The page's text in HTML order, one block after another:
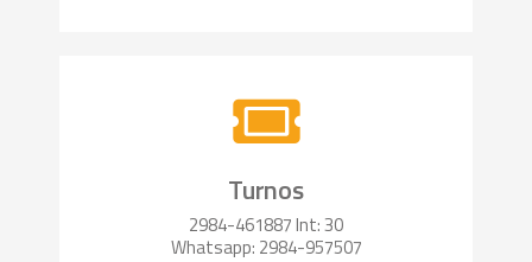
Turnos
2984-461887 Int: 30
Whatsapp: 2984-957507